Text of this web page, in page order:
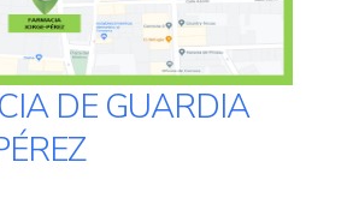
DE GUARDIA